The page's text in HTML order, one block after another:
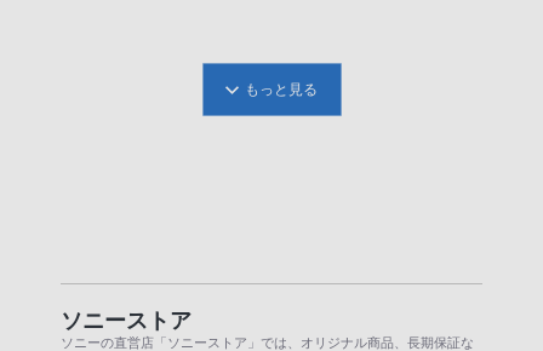
もっと見る
ソニーストア
ソニーの直営店「ソニーストア」では、オリジナル商品、長期保証な